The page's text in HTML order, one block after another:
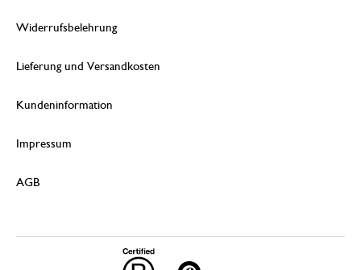
Widerrufsbelehrung
Lieferung und Versandkosten
Kundeninformation
Impressum
AGB